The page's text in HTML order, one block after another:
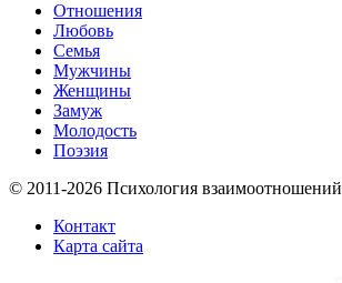
Отношения
Любовь
Семья
Мужчины
Женщины
Замуж
Молодость
Поэзия
© 2011-2026 Психология взаимоотношений
Контакт
Карта сайта